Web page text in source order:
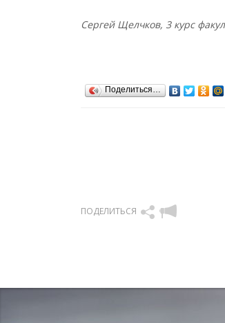
Сергей Щелчков, 3 курс
Поделиться…
ПОДЕЛИТЬСЯ